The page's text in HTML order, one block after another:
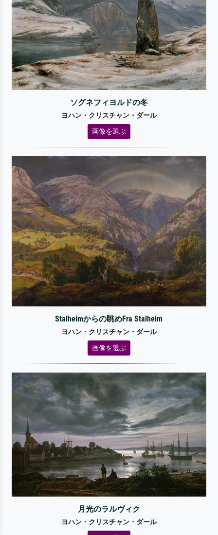
ソグネフィヨルドの冬
ヨハン・クリスチャン・ダール
画像を選ぶ
Stalheimからの眺めFra Stalheim
ヨハン・クリスチャン・ダール
画像を選ぶ
月光のラルヴィク
ヨハン・クリスチャン・ダール